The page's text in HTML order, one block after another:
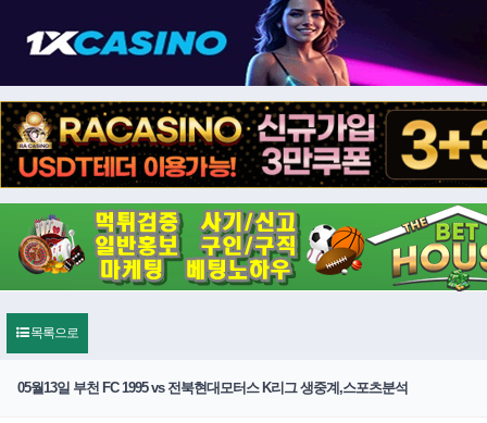
목록으로
05월13일 부천 FC 1995 vs 전북현대모터스 K리그 생중계,스포츠분석